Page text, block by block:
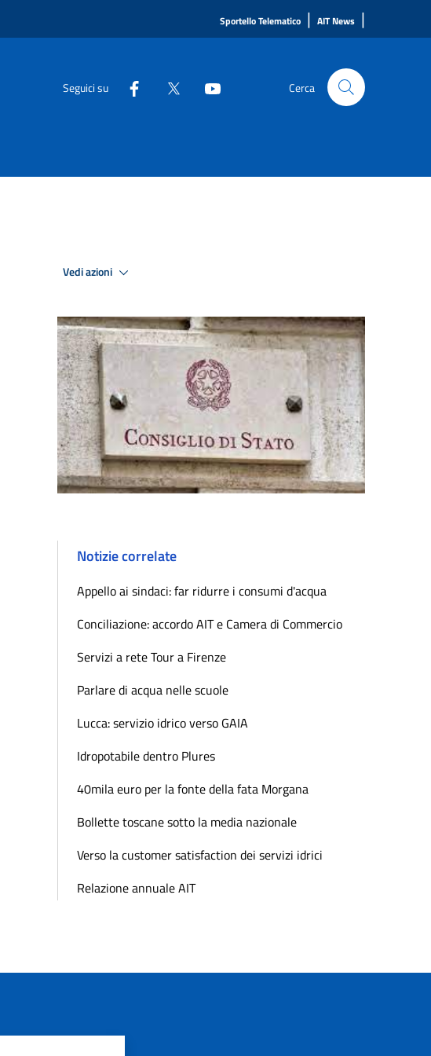
Sportello Telematico | AIT News |
Seguici su Cerca
Vedi azioni
Notizie correlate
Appello ai sindaci: far ridurre i consumi d'acqua
Conciliazione: accordo AIT e Camera di Commercio
Servizi a rete Tour a Firenze
Parlare di acqua nelle scuole
Lucca: servizio idrico verso GAIA
Idropotabile dentro Plures
40mila euro per la fonte della fata Morgana
Bollette toscane sotto la media nazionale
Verso la customer satisfaction dei servizi idrici
Relazione annuale AIT